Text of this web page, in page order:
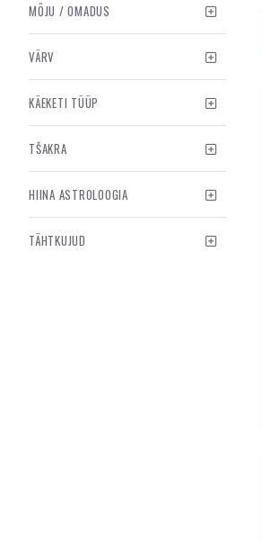
MÕJU / OMADUS
VÄRV
KÄEKETI TÜÜP
TÄHTKUJUD
TŠAKRA
HIINA ASTROLOOGIA